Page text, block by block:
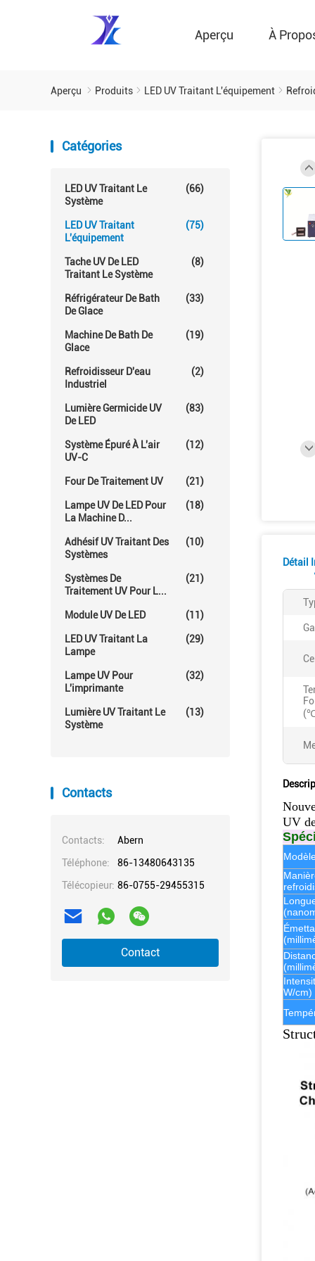
Aperçu À
Aperçu Produits LED UV Traitant L'équipement
Catégories
LED UV Traitant Le
Système
(66)
LED UV Traitant
L'équipement
(75)
Tache UV De LED
Traitant Le Système
(8)
Réfrigérateur De Bath
De Glace
(33)
Machine De Bath De
Glace
(19)
Refroidisseur D'eau
Industriel
(2)
Lumière Germicide UV
De LED
(83)
Système Épuré À L'air
UV-C
(12)
Four De Traitement UV (21)
Lampe UV De LED Pour
La Machine D...
(18)
Adhésif UV Traitant Des
Systèmes
(10)
Systèmes De
Traitement UV Pour L...
(21)
Module UV De LED (11)
LED UV Traitant La
Lampe
(29)
Lampe UV Pour
L'imprimante
(32)
Lumière UV Traitant Le
Système
(13)
Contacts
Contacts:
Abern
Téléphone:
86-13480643135
Télécopieur: 86-0755-29455315
Contact
Détail
UV
W/cm)